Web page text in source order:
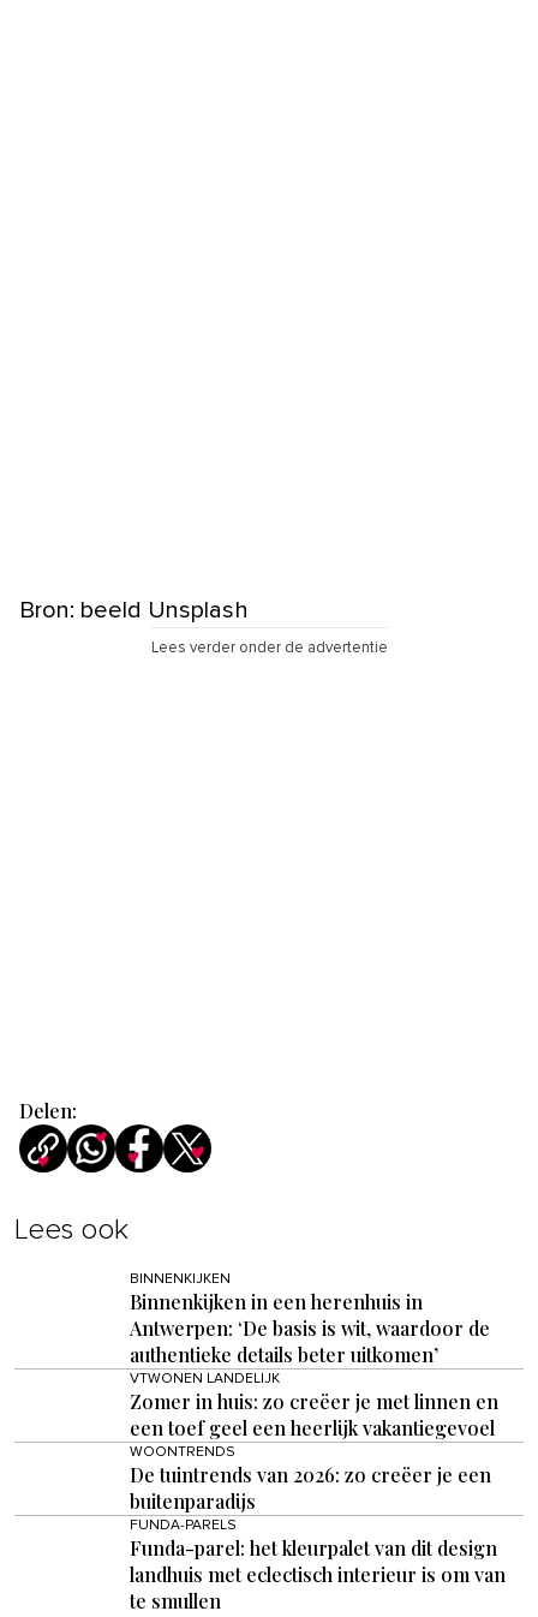
Bron: beeld Unsplash
Lees verder onder de advertentie
Delen:
Lees ook
BINNENKIJKEN
Binnenkijken in een herenhuis in
Antwerpen: ‘De basis is wit, waardoor de
authentieke details beter uitkomen’
VTWONEN LANDELIJK
Zomer in huis: zo creëer je met linnen en
een toef geel een heerlijk vakantiegevoel
WOONTRENDS
De tuintrends van 2026: zo creëer je een
buitenparadijs
FUNDA-PARELS
Funda-parel: het kleurpalet van dit design
landhuis met eclectisch interieur is om van
te smullen